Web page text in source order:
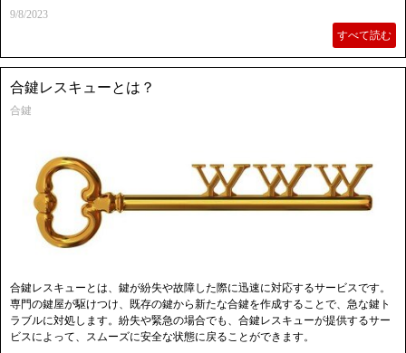
9/8/2023
すべて読む
合鍵レスキューとは？
合鍵
合鍵レスキューとは、鍵が紛失や故障した際に迅速に対応するサービスです。
専門の鍵屋が駆けつけ、既存の鍵から新たな合鍵を作成することで、急な鍵ト
ラブルに対処します。紛失や緊急の場合でも、合鍵レスキューが提供するサー
ビスによって、スムーズに安全な状態に戻ることができます。